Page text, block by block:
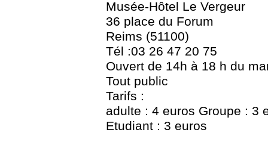
Musée-Hôtel Le Vergeur
36 place du Forum
Reims (51100)
Tél :03 26 47 20 75
Ouvert de 14h à 18 h du
Tout public
Tarifs :
adulte : 4 euros Groupe : 3
Etudiant : 3 euros